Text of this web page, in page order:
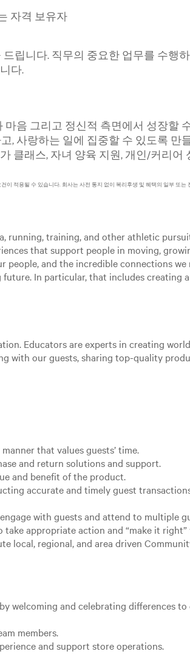
자격 보유자
립니다. 직무의 중요한 업무를 수행
다.
음 그리고 정신적 측면에서 성장할
, 사랑하는 일에 집중할 수 있도록 만
클래스, 자녀 양육 지원, 개인/커리어
적용될 수 있습니다. 회사는 사전 통지 없이 복리후생 및 혜택의 일부 또는
running, training, and other athletic
that support people in moving,
and the incredible connections we
In particular, that includes creating
Educators are experts in creating
with our guests, sharing top-quality
that values guests’ time.
and return solutions and support.
and benefit of the product.
accurate and timely guest
with guests and attend to multiple
appropriate action and “make it right”
local, regional, and area driven
welcoming and celebrating differences
members.
and support store operations.